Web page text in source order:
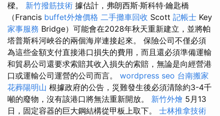
樑。 新竹撥筋技術 據估計，弗朗西斯·斯科特·鑰匙橋
（Francis buffet外燴價格 二手攤車回收 Scott 記帳士 Key
家事服務 Bridge）可能會在2028年秋天重新建立，並將帕
塔普斯科河峽谷的兩個海岸連接起來。 保險公司不僅必須
為這些金額支付直接港口損失的費用，而且還必須準備運輸
和貿易公司還要求索賠其收入損失的索賠，無論是向經營港
口或運輸公司運營的公司而言。 wordpress seo 台南搬家
花葬陽明山 根據政府的公告，災難發生後必須清除約3-4千
噸的廢物，沒有該港口將無法重新開放。 新竹外燴 5月13
日，固定容器的巨大鋼結構從甲板上取下。 士林推拿技術